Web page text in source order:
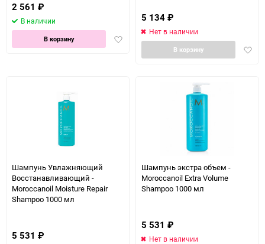
2 561 ₽
В наличии
Добавить
избранное
В корзину
5 134 ₽
Нет в наличии
В корзину
Шампунь Увлажняющий
Восстанавливающий -
Moroccanoil Moisture Repair
Shampoo 1000 мл
5 531 ₽
Шампунь экстра объем -
Moroccanoil Extra Volume
Shampoo 1000 мл
5 531 ₽
Нет в наличии